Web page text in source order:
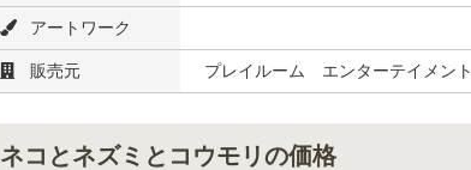
アートワーク
販売元 プレイルーム エンターテイメント
ネコとネズミとコウモリの価格